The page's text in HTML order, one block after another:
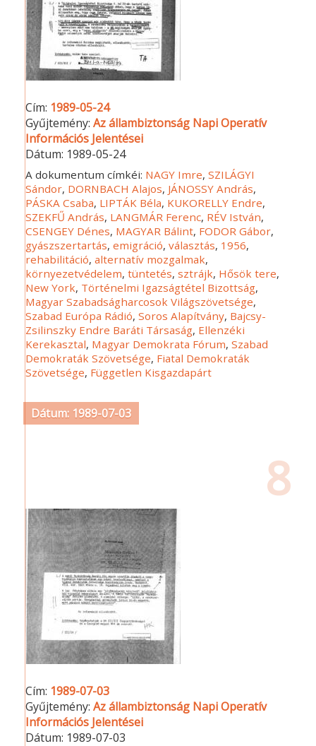
Cím: 1989-05-24
Gyűjtemény:Az állambiztonság Napi Operatív
Információs Jelentései
Dátum: 1989-05-24
A dokumentum címkéi: NAGY Imre,SZILÁGYI
Sándor, DORNBACH Alajos, JÁNOSSY András,
PÁSKA Csaba, LIPTÁK Béla, KUKORELLY Endre,
SZEKFŰ András, LANGMÁR Ferenc, RÉV István,
CSENGEY Dénes, MAGYAR Bálint, FODOR Gábor,
gyászszertartás,emigráció,választás, 1956,
rehabilitáció,alternatív mozgalmak,
környezetvédelem,tüntetés,sztrájk, Hősök tere,
New York, Történelmi Igazságtétel Bizottság,
Magyar Szabadságharcosok Világszövetsége,
Szabad Európa Rádió,Soros Alapítvány, Bajcsy-
Zsilinszky Endre Baráti Társaság, Ellenzéki
Kerekasztal, Magyar Demokrata Fórum,Szabad
Demokraták Szövetsége, Fiatal Demokraták
Szövetsége, Független Kisgazdapárt
Dátum: 1989-07-03
8
Cím: 1989-07-03
Gyűjtemény:Az állambiztonság Napi Operatív
Információs Jelentései
Dátum: 1989-07-03